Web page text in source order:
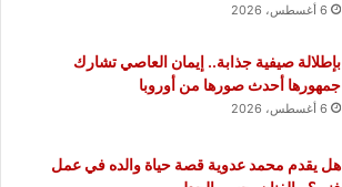
6 أغسطس، 2026
بإطلالة صيفية جذابة.. إيمان العاصي تشارك
جمهورها أحدث صورها من أوروبا
6 أغسطس، 2026
هل يقدم محمد عدوية قصة حياة والده في عمل